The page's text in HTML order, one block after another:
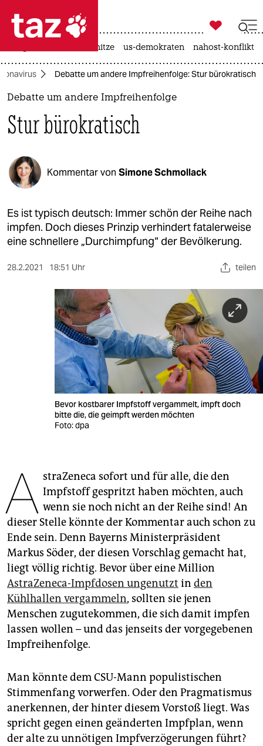
 taz zahl ich
taz zahl ich
politik
öko
gesellschaft
kultur
sport
berlin
wahrheit
veranstaltungen
abo
genossenschaft
epaper login

taz zahl ich
hitze us-demokraten nahost-konflikt
Debatte um andere Impfreihenfolge: Stur bürokratisch
Debatte um andere Impfreihenfolge
Stur bürokratisch
Kommentar von Simone Schmollack
Es ist typisch deutsch: Immer schön der Reihe nach
impfen. Doch dieses Prinzip verhindert fatalerweise
eine schnellere „Durchimpfung“ der Bevölkerung.
28.2.2021 18:51 Uhr teilen
Bevor kostbarer Impfstoff vergammelt, impft doch
bitte die, die geimpft werden möchten
Foto: dpa
A straZeneca sofort und für alle, die den
Impfstoff gespritzt haben möchten, auch
wenn sie noch nicht an der Reihe sind! An
dieser Stelle könnte der Kommentar auch schon zu
Ende sein. Denn Bayerns Ministerpräsident
Markus Söder, der diesen Vorschlag gemacht hat,
liegt völlig richtig. Bevor über eine Million
AstraZeneca-Impfdosen ungenutzt in den
Kühlhallen vergammeln, sollten sie jenen
Menschen zugutekommen, die sich damit impfen
lassen wollen – und das jenseits der vorgegebenen
Impfreihenfolge.
Man könnte dem CSU-Mann populistischen
Stimmenfang vorwerfen. Oder den Pragmatismus
anerkennen, der hinter diesem Vorstoß liegt. Was
spricht gegen einen geänderten Impfplan, wenn
der alte zu unnötigen Impfverzögerungen führt?